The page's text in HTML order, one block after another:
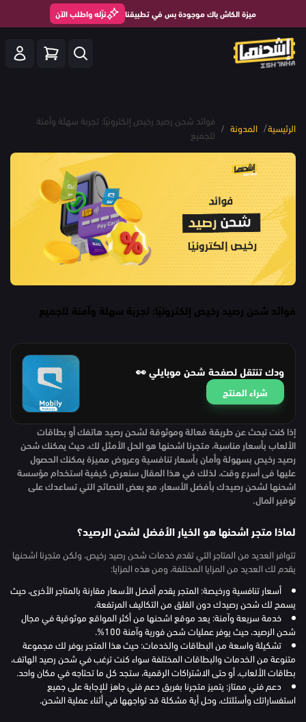
ميزة الكاش باك موجودة بس في تطبيقنا نزّله واطلب الآن
الرئيسية/ المدونة / فوائد شحن رصيد رخيص إلكترونيًا: تجربة سهلة وآمنة
للجميع
فوائد شحن رصيد رخيص إلكترونيًا: تجربة سهلة وآمنة للجميع
ودك تنتقل لصفحة شحن موبايلي 👀
شراء المنتج
إذا كنت تبحث عن طريقة فعالة وموثوقة لشحن رصيد هاتفك أو بطاقات
الألعاب بأسعار مناسبة، متجرنا اشحنها هو الحل الأمثل لك، حيث يمكنك شحن
رصيد رخيص بسهولة وأمان بأسعار تنافسية وعروض مميزة يمكنك الحصول
عليها فى أسرع وقت، لذلك في هذا المقال سنعرض كيفية استخدام مؤسسة
اشحنها لشحن رصيدك بأفضل الأسعار، مع بعض النصائح التي تساعدك على
توفير المال.
لماذا متجر اشحنها هو الخيار الأفضل لشحن الرصيد؟
تتوافر العديد من المتاجر التي تقدم خدمات شحن رصيد رخيص، ولكن متجرنا اشحنها
يقدم لك العديد من المزايا المختلفة، ومن هذه المزايا:
أسعار تنافسية ورخيصة: المتجر يقدم أفضل الأسعار مقارنة بالمتاجر الأخرى، حيث
يسمح لك شحن رصيدك دون القلق من التكاليف المرتفعة.
خدمة سريعة وآمنة: يعد موقع اشحنها من أكثر المواقع موثوقية في مجال
شحن الرصيد، حيث يوفر عمليات شحن فورية وآمنة 100%.
تشكيلة واسعة من البطاقات والخدمات: حيث هذا المتجر يوفر لك مجموعة
متنوعة من الخدمات والبطاقات المختلفة سواء كنت ترغب في شحن رصيد الهاتف،
بطاقات الألعاب، أو حتى الاشتراكات الرقمية، ستجد كل ما تحتاجه في مكان واحد.
دعم فني ممتاز: يتميز متجرنا بفريق دعم فني جاهز للإجابة على جميع
استفساراتك وأسئلتك، وحل أية مشكلة قد تواجهها في أثناء عملية الشحن.